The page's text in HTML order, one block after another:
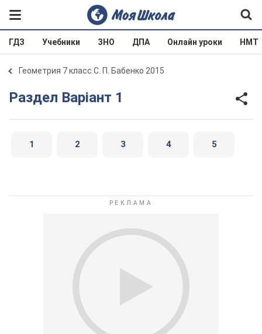
ГДЗ Учебники ЗНО ДПА Онлайн уроки НМТ
Геометрия 7 класс С. П. Бабенко 2015
Раздел Варіант 1
1 2 3 4 5